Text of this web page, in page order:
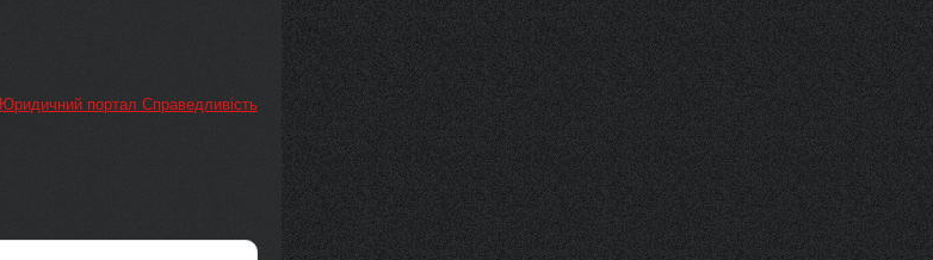
Юридичний портал Справедливість